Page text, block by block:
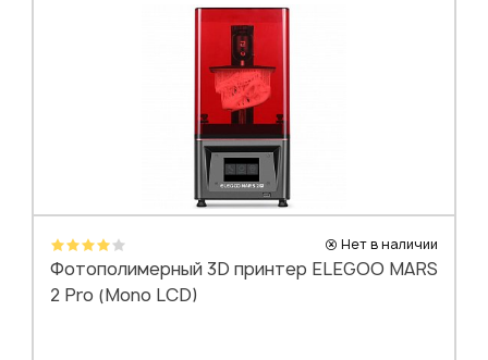
Нет в наличии
Фотополимерный 3D принтер ELEGOO MARS
2 Pro (Mono LCD)